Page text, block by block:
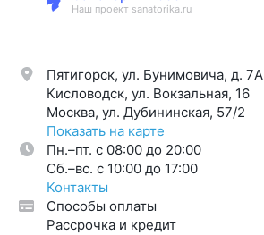
Наш проект sanatorika.ru
Пятигорск, ул. Бунимовича, д. 7A
Кисловодск, ул. Вокзальная, 16
Москва, ул. Дубининская, 57/2
Показать на карте
Пн.–пт. с 08:00 до 20:00
Cб.–вс. с 10:00 до 17:00
Контакты
Способы оплаты
Рассрочка и кредит